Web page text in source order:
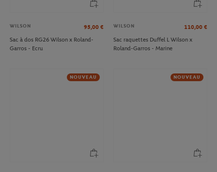
WILSON 95,00 €
Sac à dos RG26 Wilson x Roland-
Garros - Ecru
WILSON 110,00 €
Sac raquettes Duffel L Wilson x
Roland-Garros - Marine
NOUVEAU NOUVEAU